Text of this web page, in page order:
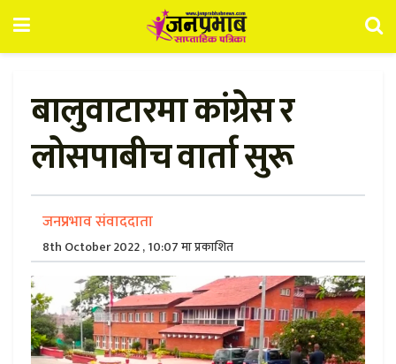
बालुवाटारमा कांग्रेस र
लोसपाबीच वार्ता सुरू
जनप्रभाव संवाददाता
8th October 2022 , 10:07 मा प्रकाशित